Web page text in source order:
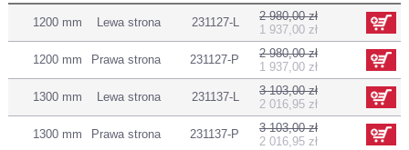
1200 mm Lewa strona 231127-L
2 980,00 zł
1 937,00 zł
1200 mm Prawa strona 231127-P
2 980,00 zł
1 937,00 zł
1300 mm Lewa strona 231137-L
3 103,00 zł
2 016,95 zł
1300 mm Prawa strona 231137-P
3 103,00 zł
2 016,95 zł